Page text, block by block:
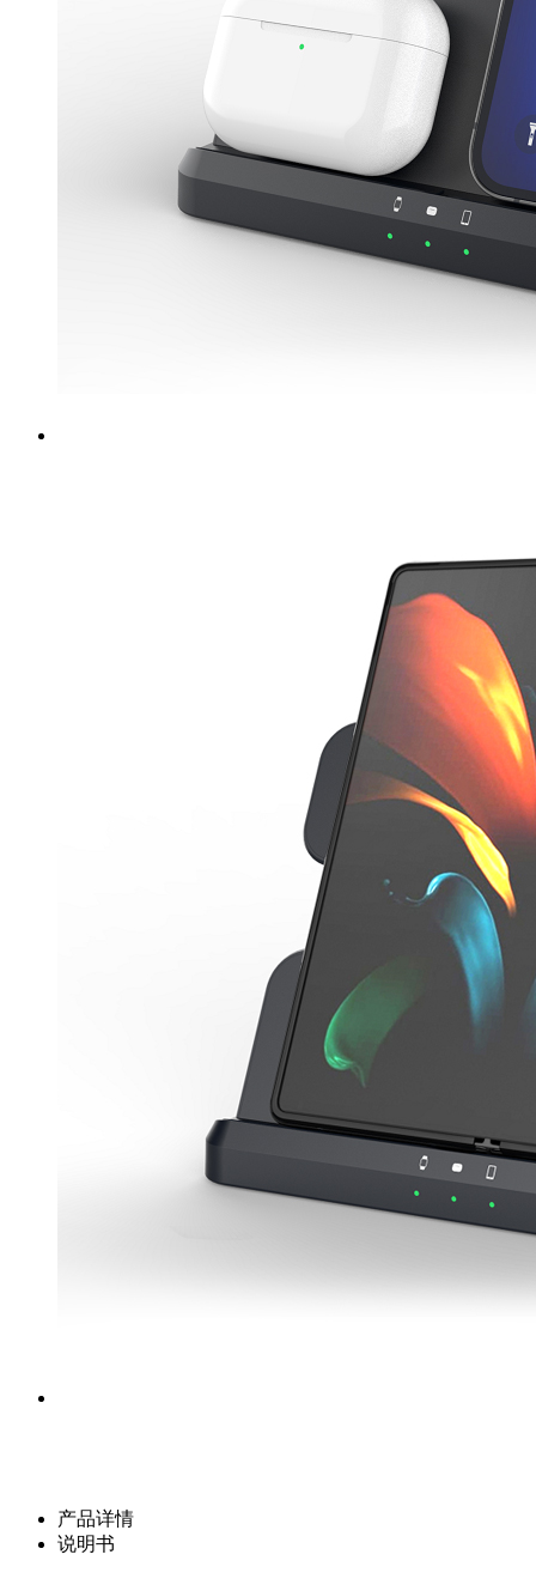
产品详情
说明书